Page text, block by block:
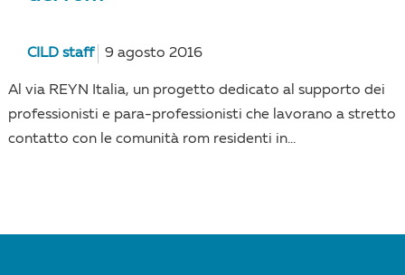
CILD staff 9 agosto 2016
Al via REYN Italia, un progetto dedicato al supporto dei
professionisti e para-professionisti che lavorano a stretto
contatto con le comunità rom residenti in...